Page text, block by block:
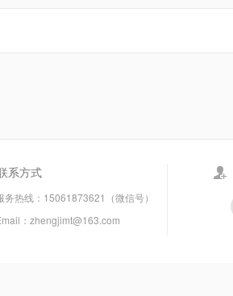
系方式
务热线：15061873621（微信号）
：zhengjimt@163.com